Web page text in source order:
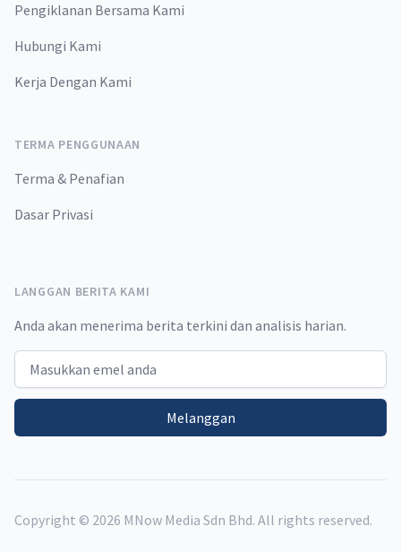
Pengiklanan Bersama Kami
Hubungi Kami
Kerja Dengan Kami
TERMA PENGGUNAAN
Terma & Penafian
Dasar Privasi
LANGGAN BERITA KAMI
Anda akan menerima berita terkini dan analisis harian.
Email address
Melanggan
Copyright © 2026 MNow Media Sdn Bhd. All rights reserved.